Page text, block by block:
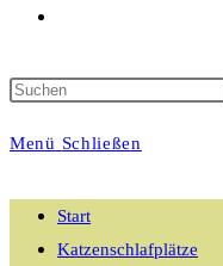
Suche
Menü Schließen
Start
Katzenschlafplätze